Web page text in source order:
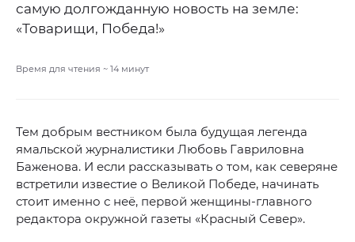
самую долгожданную новость на земле:
«Товарищи, Победа!»
Время для чтения ~ 14 минут
Тем добрым вестником была будущая легенда
ямальской журналистики Любовь Гавриловна
Баженова. И если рассказывать о том, как северяне
встретили известие о Великой Победе, начинать
стоит именно с неё, первой женщины-главного
редактора окружной газеты «Красный Север».